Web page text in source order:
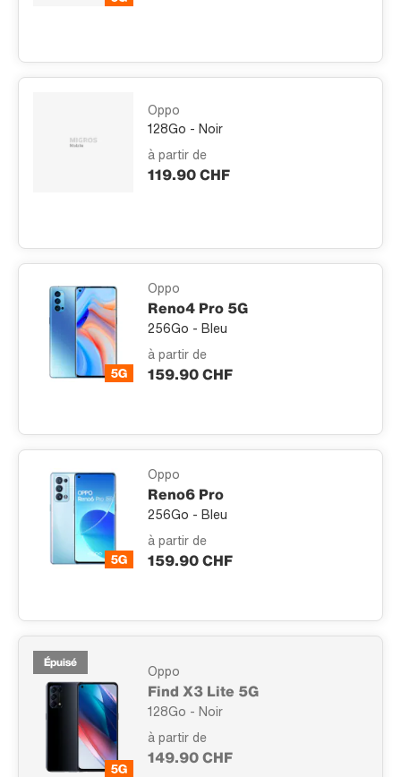
Oppo
128Go - Noir
à partir de
119.90 CHF
Oppo
Reno4 Pro 5G
256Go - Bleu
à partir de
159.90 CHF
Oppo
Reno6 Pro
256Go - Bleu
à partir de
159.90 CHF
Épuisé Oppo
Find X3 Lite 5G
128Go - Noir
à partir de
149.90 CHF